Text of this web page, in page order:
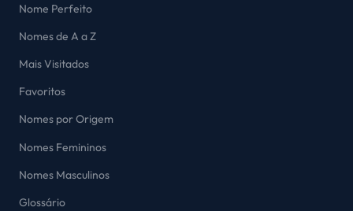
Nome Perfeito
Nomes de A a Z
Mais Visitados
Favoritos
Nomes por Origem
Nomes Femininos
Nomes Masculinos
Glossário